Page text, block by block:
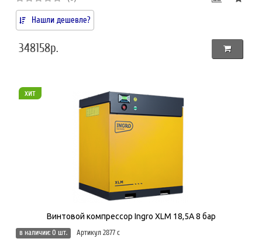
Нашли дешевле?
348158р.
хит
Винтовой компрессор Ingro XLM 18,5A 8 бар
в наличии: 0 шт.
Артикул 2877 c